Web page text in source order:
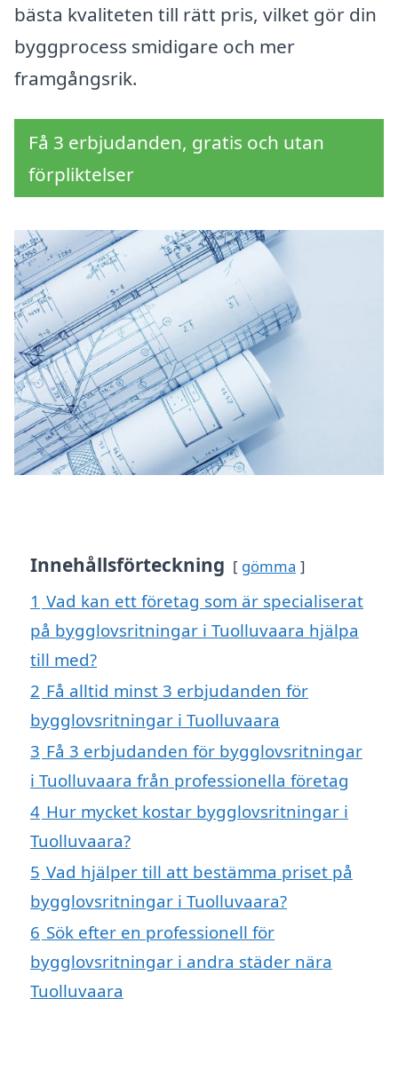
bästa kvaliteten till rätt pris, vilket gör din
byggprocess smidigare och mer
framgångsrik.
Få 3 erbjudanden, gratis och utan
förpliktelser
Innehållsförteckning gömma
1 Vad kan ett företag som är specialiserat
på bygglovsritningar i Tuolluvaara hjälpa
till med?
2 Få alltid minst 3 erbjudanden för
bygglovsritningar i Tuolluvaara
3 Få 3 erbjudanden för bygglovsritningar
i Tuolluvaara från professionella företag
4 Hur mycket kostar bygglovsritningar i
Tuolluvaara?
5 Vad hjälper till att bestämma priset på
bygglovsritningar i Tuolluvaara?
6 Sök efter en professionell för
bygglovsritningar i andra städer nära
Tuolluvaara